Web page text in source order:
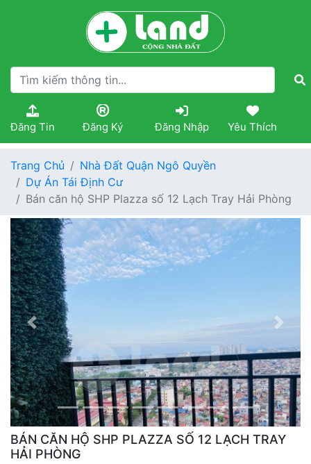
Đăng Tin Đăng Ký Đăng Nhập Yêu Thích
Trang Chủ
Nhà Đất Quận Ngô Quyền
Dự Án Tái Định Cư
Bán căn hộ SHP Plazza số 12 Lạch Tray Hải Phòng
Previous Next
BÁN CĂN HỘ SHP PLAZZA SỐ 12 LẠCH TRAY
HẢI PHÒNG